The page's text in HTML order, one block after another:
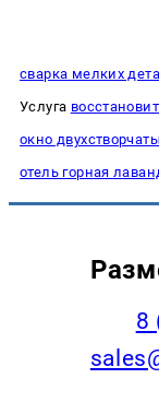
сварка мелких
Услуга
окно
отель горная
8